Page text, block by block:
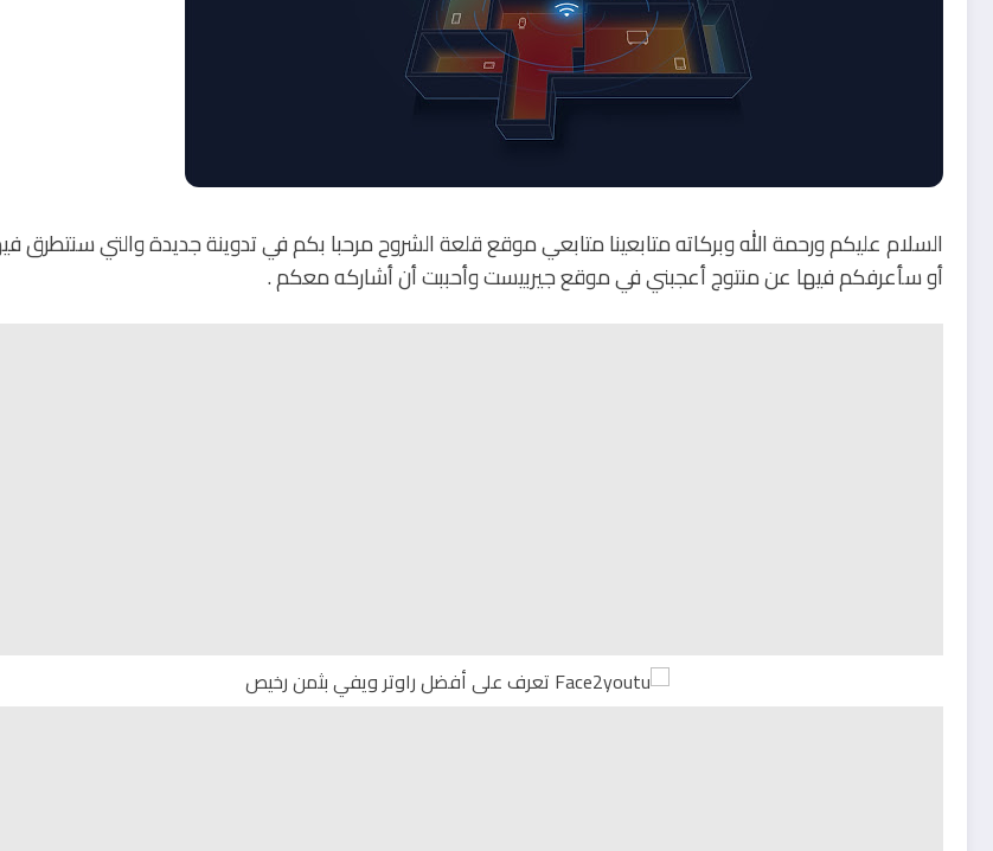
السلام عليكم ورحمة الله وبركاته متابعينا متابعي موقع قلعة الشروح مرحبا بكم في تدوينة جديدة والتي سنتطرق
أو سأعرفكم فيها عن منتوج أعجبني في موقع جيربيست وأحببت أن أشاركه معكم .